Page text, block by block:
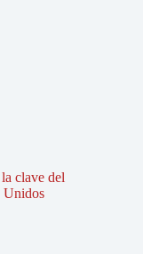
clave del
Unidos